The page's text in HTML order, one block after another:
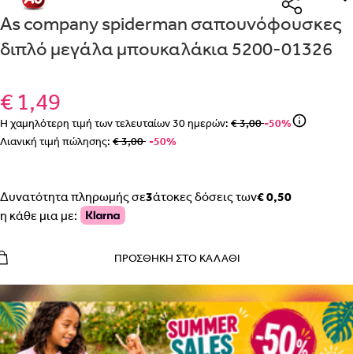
As company spiderman σαπουνόφουσκες
διπλό μεγάλα μπουκαλάκια 5200-01326
€ 1,49
Η χαμηλότερη τιμή των τελευταίων30ημερών: € 3,00-50%
Λιανική τιμή πώλησης: € 3,00 -50%
Δυνατότητα πληρωμής σε3άτοκες δόσεις των€ 0,50
η κάθε μια με:
ΠΡΟΣΘΉΚΗ ΣΤΟ ΚΑΛΆΘΙ